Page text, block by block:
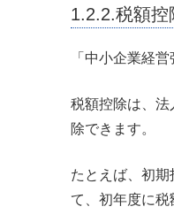
1.2.2.税額控
「中小企業経
税額控除は、
除できます。
たとえば、初
て、初年度に税